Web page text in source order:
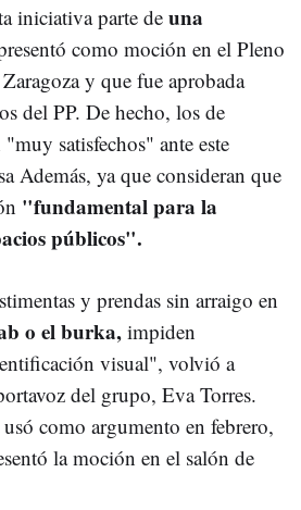
iniciativa parte de una
como moción en el Pleno
y que fue aprobada
del PP. De hecho, los de
satisfechos" ante este
Además, ya que consideran que
"fundamental para la
públicos".
y prendas sin arraigo en
o el burka,impiden
visual", volvió a
del grupo, Eva Torres.
como argumento en febrero,
la moción en el salón de